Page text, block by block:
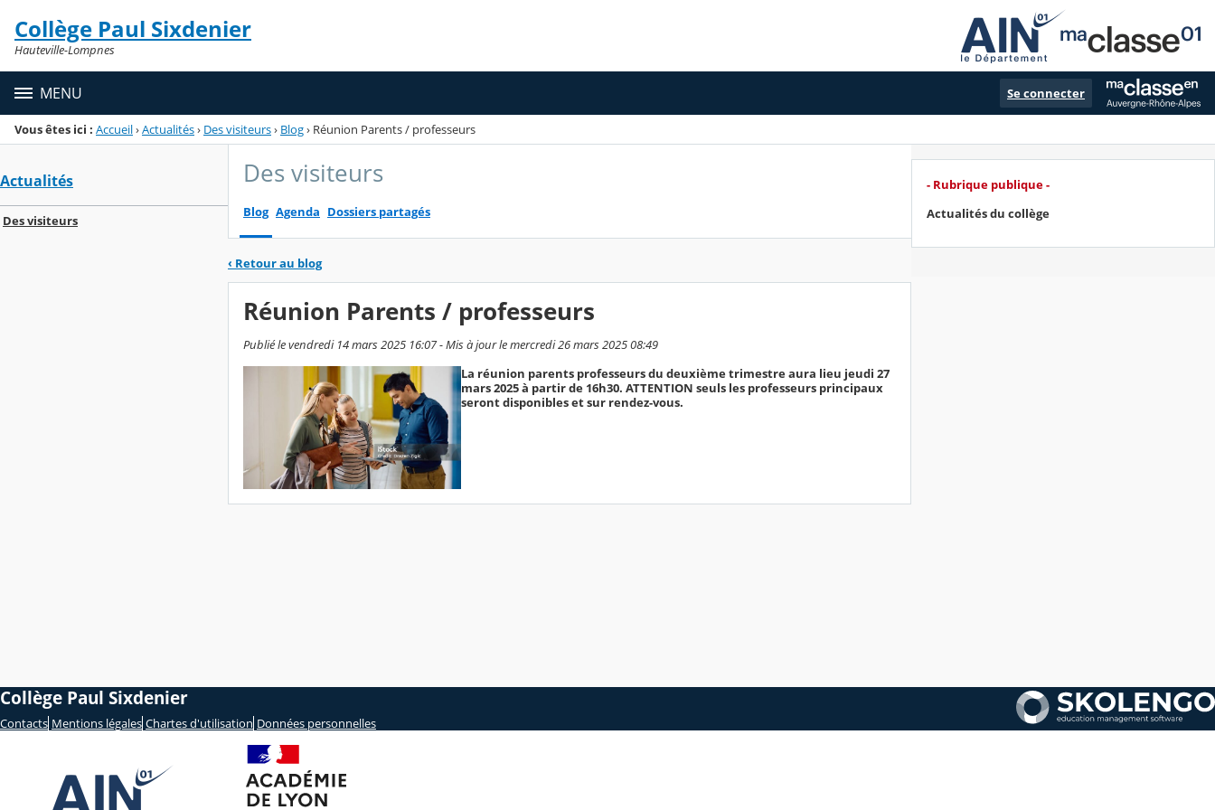
Menu de la rubrique
Contenu
Collège Paul Sixdenier
Hauteville-Lompnes
MENU Se connecter
Vous êtes ici : Accueil›Actualités› Des visiteurs› Blog› Réunion Parents / professeurs
Actualités
Des visiteurs
Des visiteurs
Blog Agenda Dossiers partagés
‹ Retour au blog
Réunion Parents / professeurs
Publié le vendredi 14 mars 2025 16:07 - Mis à jour le mercredi 26 mars 2025 08:49
La réunion parents professeurs du deuxième trimestre aura lieu jeudi 27
mars 2025 à partir de 16h30. ATTENTION seuls les professeurs principaux
seront disponibles et sur rendez-vous.
- Rubrique publique -
Actualités du collège
Collège Paul Sixdenier
Contacts Mentions légales Chartes d'utilisation Données personnelles